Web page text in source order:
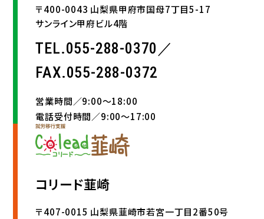
〒400-0043 山梨県甲府市国母7丁目5-17
サンライン甲府ビル4階
TEL.055-288-0370／
FAX.055-288-0372
営業時間／9:00〜18:00
電話受付時間／9:00〜17:00
コリード韮崎
〒407-0015 山梨県韮崎市若宮一丁目2番50号